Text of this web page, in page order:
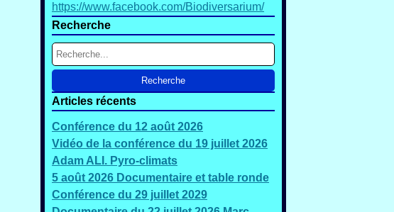
https://www.facebook.com/Biodiversarium/
Recherche
Articles récents
Conférence du 12 août 2026
Vidéo de la conférence du 19 juillet 2026
Adam ALI. Pyro-climats
5 août 2026 Documentaire et table ronde
Conférence du 29 juillet 2029